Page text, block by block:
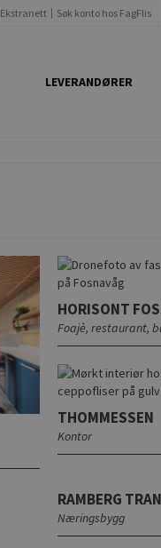
Ekstranett Søk konto hos FagFlis
LEVERANDØRER
HORISONT
Foajè, restaurant,
THOMMESSEN
Kontor
RAMBERG
Næringsbygg